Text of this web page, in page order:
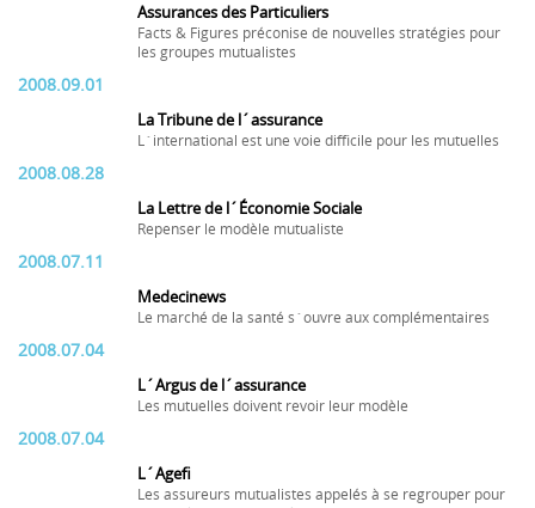
Assurances des Particuliers
Facts & Figures préconise de nouvelles stratégies pour
les groupes mutualistes
2008.09.01
La Tribune de l´assurance
L´international est une voie difficile pour les mutuelles
2008.08.28
La Lettre de l´Économie Sociale
Repenser le modèle mutualiste
2008.07.11
Medecinews
Le marché de la santé s´ouvre aux complémentaires
2008.07.04
L´Argus de l´assurance
Les mutuelles doivent revoir leur modèle
2008.07.04
L´Agefi
Les assureurs mutualistes appelés à se regrouper pour